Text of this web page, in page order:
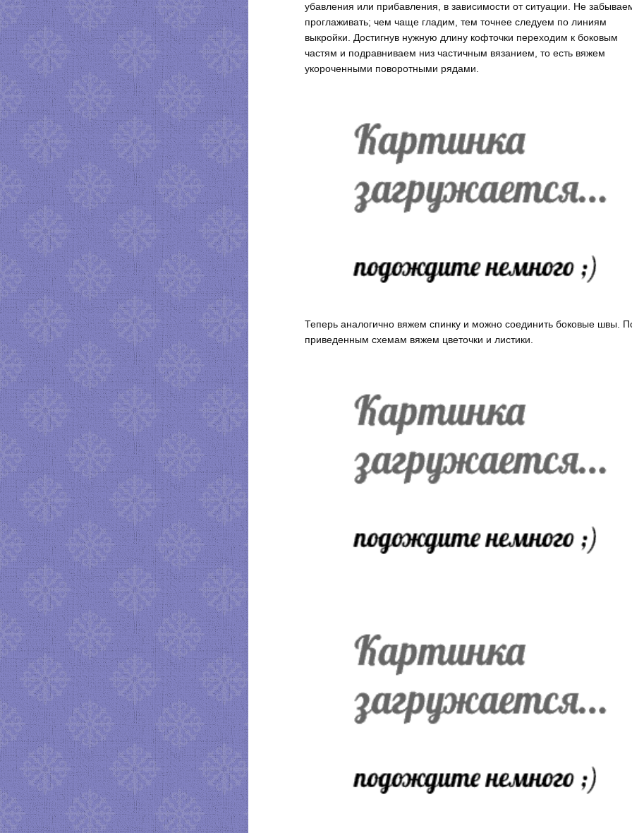
убавления или прибавления, в зависимости от ситуации. Не
проглаживать; чем чаще гладим, тем точнее следуем по линиям
выкройки. Достигнув нужную длину кофточки переходим к боковым
частям и подравниваем низ частичным вязанием, то есть вяжем
укороченными поворотными рядами.
Теперь аналогично вяжем спинку и можно соединить боковые швы.
приведенным схемам вяжем цветочки и листики.